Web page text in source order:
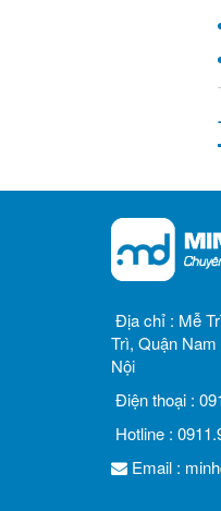
Địa chỉ : Mễ
Trì, Quận
Nội
Điện thoại :
Hotline :
Email :